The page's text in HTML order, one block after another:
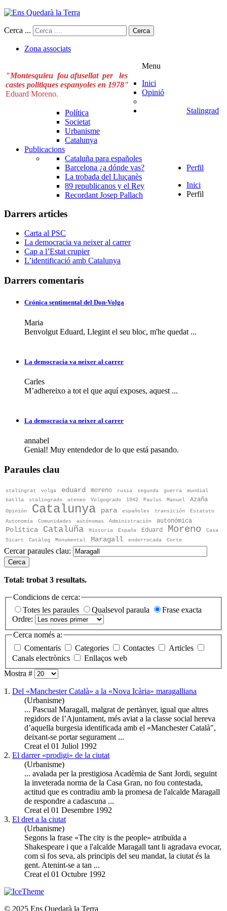
Cerca ... Cerca
Zona associats
"Montesquieu fou afusellat per les
castes politiques espanyoles en 1978"
Eduard Moreno.
Menu
Inici
Opinió
Política
Societat
Urbanisme
Catalunya
Stalingrad
Publicacions
Cataluña para españoles
Barcelona ¿a dónde vas?
La trobada del Lluçanès
89 republicanos y el Rey
Recordant Josep Pallach
Perfil
Inici
Perfil
Darrers articles
Carta al PSC
La democracia va neixer al carrer
Cap a l’Estat crupier
L’identificació amb Catalunya
Darrers comentaris
Crónica sentimental del Don-Volga
Maria
Benvolgut Eduard, Llegint el seu bloc, m'he quedat ...
La democracia va neixer al carrer
Carles
M’adhereixo a tot el que aquí exposes, aquest ...
La democracia va neixer al carrer
annabel
Genial! Muy entendedor de lo que está pasando.
Paraules clau
stalingrat volga eduard moreno rusia segunda guerra
mundial
batlla
stalingrado ateneo Volgogrado 1942 Paulus Manuel Azaña
Opinión Catalunya para españoles transición
Estatuto
Autonomía
Comunidades autónomas Administración autonómica
Política Cataluña Historia España Eduard Moreno
Casa
Sicart
Catàleg Monumental Maragall enderrocada Corte
Cercar paraules clau:
Cerca
Total: trobat 3 resultats.
Condicions de cerca:
Totes les paraules
Qualsevol paraula
Frase exacta
Ordre:
Cerca només a:
Comentaris
Categories Contactes
Articles
Canals electrònics
Enllaços web
Mostra #
1. Del «Manchester Català» a la «Nova Icària» maragalliana
(Urbanisme)
... Pascual Maragall, malgrat de pertànyer, igual que altres
regidors de l’Ajuntament, més aviat a la classe social hereva
d’aquella burgesia identificada amb el «Manchester Català",
deixant-se portar segurament ...
Creat el 01 Juliol 1992
2. El darrer «prodigi» de la ciutat
(Urbanisme)
... avalada per la prestigiosa Acadèmia de Sant Jordi, seguint
la inveterada norma de la Casa Gran, no fou contestada,
actitud que es contradiu amb la promesa de l'alcalde Maragall
de respondre a cadascuna ...
Creat el 01 Desembre 1992
3. El dret a la ciutat
(Urbanisme)
Segons la frase «The city is the people» atribuïda a
Shakespeare i que a l'alcalde Maragall tant li agradava evocar,
com si fos seva, als principis del seu mandat, la ciutat és la
gent. Atenint-se a tan ...
Creat el 01 Octubre 1992
© 2025 Ens Quedarà la Terra